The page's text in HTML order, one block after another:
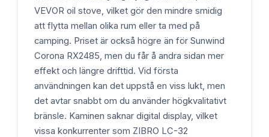
VEVOR oil stove, vilket gör den mindre smidig
att flytta mellan olika rum eller ta med på
camping. Priset är också högre än för Sunwind
Corona RX2485, men du får å andra sidan mer
effekt och längre drifttid. Vid första
användningen kan det uppstå en viss lukt, men
det avtar snabbt om du använder högkvalitativt
bränsle. Kaminen saknar digital display, vilket
vissa konkurrenter som ZIBRO LC-32